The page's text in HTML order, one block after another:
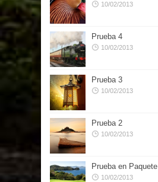
10/02/2013
Prueba 4
10/02/2013
Prueba 3
10/02/2013
Prueba 2
10/02/2013
Prueba en Paquete
10/02/2013